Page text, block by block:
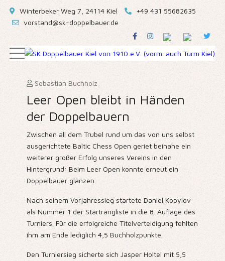
Winterbeker Weg 7, 24114 Kiel
+49 431 55682635
vorstand@sk-doppelbauer.de
Sebastian Buchholz
Leer Open bleibt in Händen
der Doppelbauern
Zwischen all dem Trubel rund um das von uns selbst
ausgerichtete Baltic Chess Open geriet beinahe ein
weiterer großer Erfolg unseres Vereins in den
Hintergrund: Beim Leer Open konnte erneut ein
Doppelbauer glänzen.
Nach seinem Vorjahressieg startete Daniel Kopylov
als Nummer 1 der Startrangliste in die 8. Auflage des
Turniers. Für die erfolgreiche Titelverteidigung fehlten
ihm am Ende lediglich 4,5 Buchholzpunkte.
Den Turniersieg sicherte sich Jasper Holtel mit 5,5